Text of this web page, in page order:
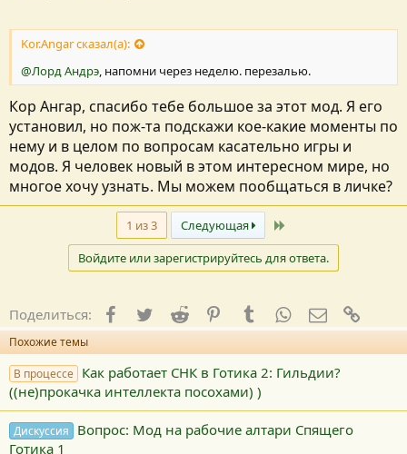
Kor.Angar сказал(а):
@Лорд Андрэ, напомни через неделю. перезалью.
Кор Ангар, спасибо тебе большое за этот мод. Я его
установил, но пож-та подскажи кое-какие моменты по
нему и в целом по вопросам касательно игры и
модов. Я человек новый в этом интересном мире, но
многое хочу узнать. Мы можем пообщаться в личке?
1 из 3 Следующая
Войдите или зарегистрируйтесь для ответа.
Поделиться: Facebook
TwitterReddit PinterestTumblrWhatsApp
E-mail
Похожие темы
В процессе Как работает СНК в Готика 2: Гильдии?
((не)прокачка интеллекта посохами) )
Дискуссия
Вопрос: Мод на рабочие алтари Спящего
Готика 1